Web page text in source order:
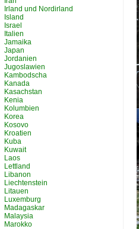
Irland und Nordirland
Island
Israel
Italien
Jamaika
Japan
Jordanien
Jugoslawien
Kambodscha
Kanada
Kasachstan
Kenia
Kolumbien
Korea
Kosovo
Kroatien
Kuba
Kuwait
Laos
Lettland
Libanon
Liechtenstein
Litauen
Luxemburg
Madagaskar
Malaysia
Marokko